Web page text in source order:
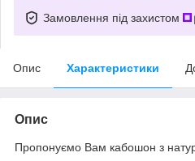
Замовлення під захистом
Опис Характеристики
Опис
Пропонуємо Вам кабошон з